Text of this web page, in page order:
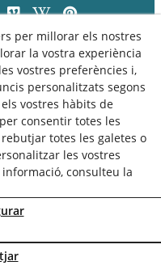
Avís Legal
Cookies
per millorar els nostres
la vostra experiència
vostres preferències i,
personalitzats segons
vostres hàbits de
per consentir totes les
rebutjar totes les galetes o
les vostres
consulteu la